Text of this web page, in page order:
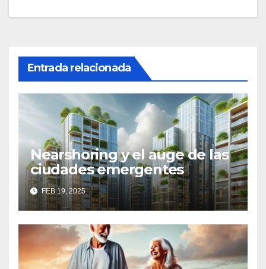
Entrada relacionada
Nearshoring y el auge de las
ciudades emergentes
FEB 19, 2025